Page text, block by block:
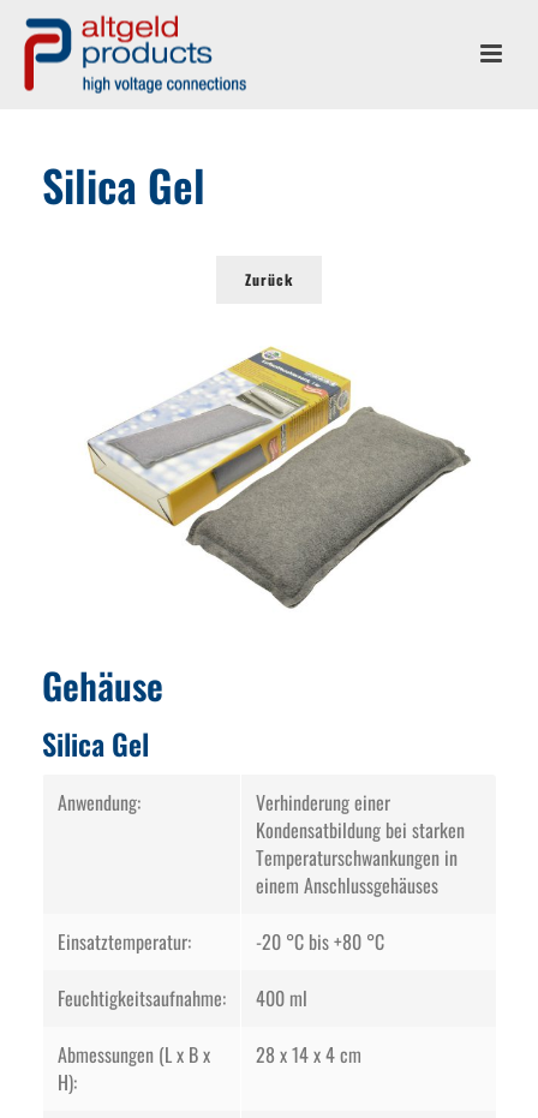
Silica Gel
Zurück
Gehäuse
Silica Gel
Anwendung:
Verhinderung einer
Kondensatbildung bei starken
Temperaturschwankungen in
einem Anschlussgehäuses
Einsatztemperatur:
-20 °C bis +80 °C
Feuchtigkeitsaufnahme:
400 ml
Abmessungen (L x B x
H):
28 x 14 x 4 cm